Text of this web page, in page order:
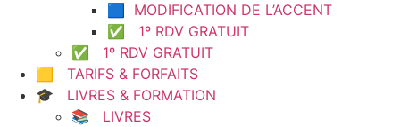
🟦 MODIFICATION DE L’ACCENT
✅ 1º RDV GRATUIT
✅ 1º RDV GRATUIT
🟨 TARIFS & FORFAITS
🎓 LIVRES & FORMATION
📚 LIVRES